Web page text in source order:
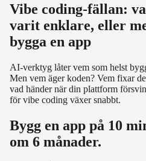
Vibe coding-fällan:
varit enklare, eller
bygga en app
AI-verktyg låter vem som helst
Men vem äger koden? Vem fixar
vad händer när din plattform
för vibe coding växer snabbt.
Bygg en app på 10
om 6 månader.